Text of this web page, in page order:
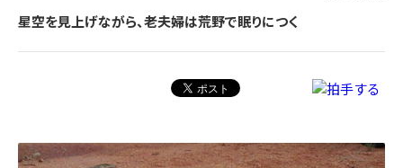
星空を見上げながら、老夫婦は荒野で眠りにつく